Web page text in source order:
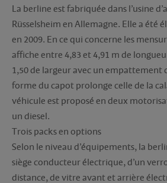
La berline est fabriquée dans l’usine
Rüsselsheim en Allemagne. Elle a été
en 2009. En ce qui concerne les
affiche entre 4,83 et 4,91 m de
1,50 de largeur avec un empattement
forme du capot prolonge celle de la
véhicule est proposé en deux
un diesel.
Trois packs en options
Selon le niveau d’équipements, la
siège conducteur électrique, d’un
distance, de vitre avant et arrière